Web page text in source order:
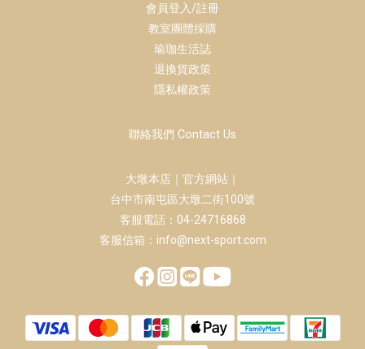
會員登入/註冊
教室團體採購
瑜珈生活誌
退換貨政策
隱私權政策
聯絡我們 Contact Us
大墩本店｜官方網站｜
台中市南屯區大墩二街100號
客服電話：04-24716868
客服信箱：info@next-sport.com